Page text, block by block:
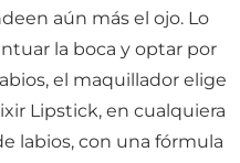
aún más el ojo. Lo
la boca y optar por
el maquillador elige
Lipstick, en cualquiera
labios, con una fórmula